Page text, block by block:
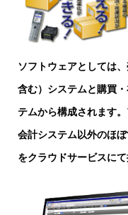
ソフトウェアとしては
含む）システムと購買
テムから構成されます
会計システム以外のほ
をクラウドサービスにて